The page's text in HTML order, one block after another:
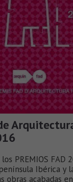
PREMIOS FAD
Ibérica y
obras acabadas